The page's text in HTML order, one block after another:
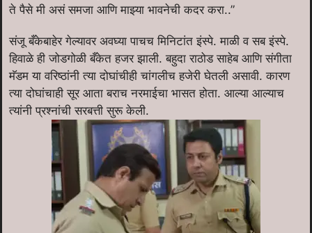
ते पैसे मी असं समजा आणि माझ्या भावनेची कदर करा..”
संजू बँकेबाहेर गेल्यावर अवघ्या पाचच मिनिटांत इंस्पे. माळी व सब इंस्पे.
हिवाळे ही जोडगोळी बँकेत हजर झाली. बहुदा राठोड साहेब आणि संगीता
मॅडम या वरिष्ठांनी त्या दोघांचीही चांगलीच हजेरी घेतली असावी. कारण
त्या दोघांचाही सूर आता बराच नरमाईचा भासत होता. आल्या आल्याच
त्यांनी प्रश्नांची सरबत्ती सुरू केली.